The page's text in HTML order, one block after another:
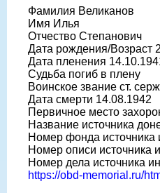
Фамилия Великанов
Имя Илья
Отчество Степанович
Дата рождения/Возраст
Дата пленения
Судьба погиб в плену
Воинское звание ст.
Дата смерти 14.08.1942
Первичное место
Название источника
Номер фонда
Номер описи источника
Номер дела источника
https://obd-memorial.ru/